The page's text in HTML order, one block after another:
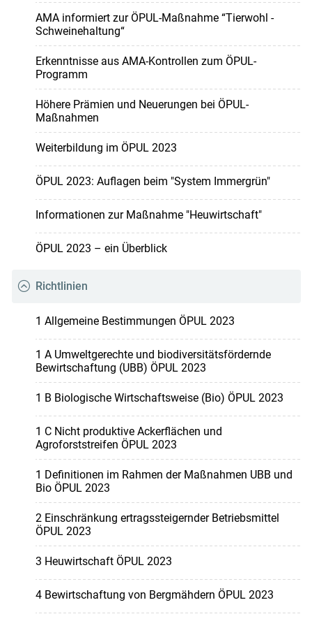
AMA informiert zur ÖPUL-Maßnahme “Tierwohl -
Schweinehaltung“
Erkenntnisse aus AMA-Kontrollen zum ÖPUL-
Programm
Höhere Prämien und Neuerungen bei ÖPUL-
Maßnahmen
Weiterbildung im ÖPUL 2023
ÖPUL 2023: Auflagen beim "System Immergrün"
Informationen zur Maßnahme "Heuwirtschaft"
ÖPUL 2023 – ein Überblick
Richtlinien
1 Allgemeine Bestimmungen ÖPUL 2023
1 A Umweltgerechte und biodiversitätsfördernde
Bewirtschaftung (UBB) ÖPUL 2023
1 B Biologische Wirtschaftsweise (Bio) ÖPUL 2023
1 C Nicht produktive Ackerflächen und
Agroforststreifen ÖPUL 2023
1 Definitionen im Rahmen der Maßnahmen UBB und
Bio ÖPUL 2023
2 Einschränkung ertragssteigernder Betriebsmittel
ÖPUL 2023
3 Heuwirtschaft ÖPUL 2023
4 Bewirtschaftung von Bergmähdern ÖPUL 2023